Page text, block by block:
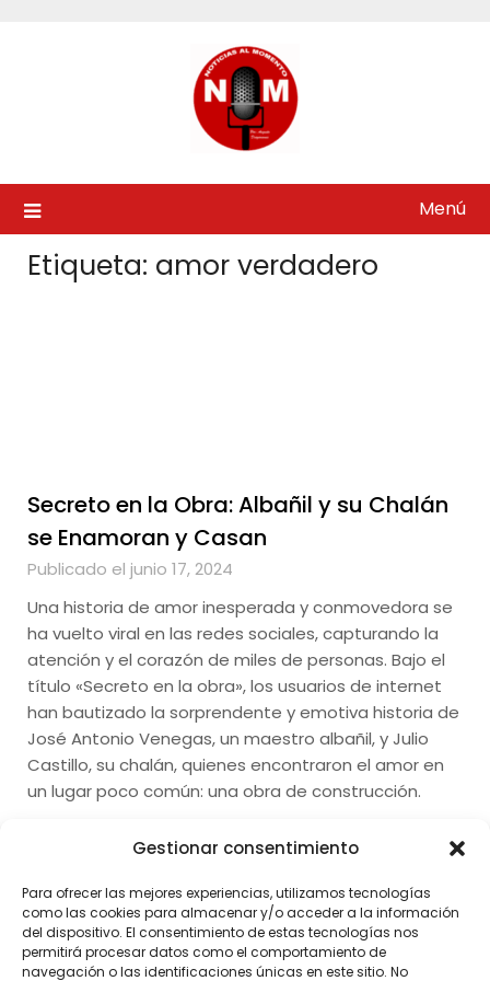
Menú
Etiqueta: amor verdadero
Secreto en la Obra: Albañil y su Chalán
se Enamoran y Casan
Publicado el junio 17, 2024
Una historia de amor inesperada y conmovedora se
ha vuelto viral en las redes sociales, capturando la
atención y el corazón de miles de personas. Bajo el
título «Secreto en la obra», los usuarios de internet
han bautizado la sorprendente y emotiva historia de
José Antonio Venegas, un maestro albañil, y Julio
Castillo, su chalán, quienes encontraron el amor en
un lugar poco común: una obra de construcción.
Gestionar consentimiento
Para ofrecer las mejores experiencias, utilizamos tecnologías
como las cookies para almacenar y/o acceder a la información
del dispositivo. El consentimiento de estas tecnologías nos
permitirá procesar datos como el comportamiento de
navegación o las identificaciones únicas en este sitio. No